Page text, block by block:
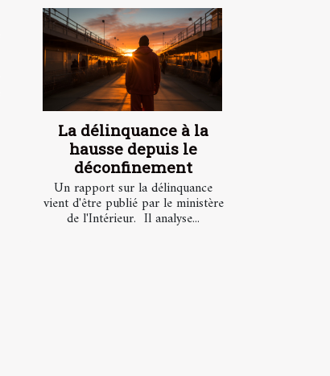
La délinquance à la
hausse depuis le
déconfinement
Un rapport sur la délinquance
vient d'être publié par le ministère
de l'Intérieur. Il analyse...